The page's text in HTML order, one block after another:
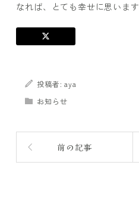
なれば、とても幸せに思います
投稿者:aya
お知らせ
前の記事